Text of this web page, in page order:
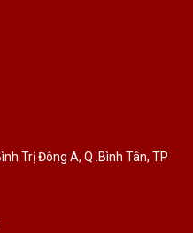
Trị Đông A, Q .Bình Tân, TP